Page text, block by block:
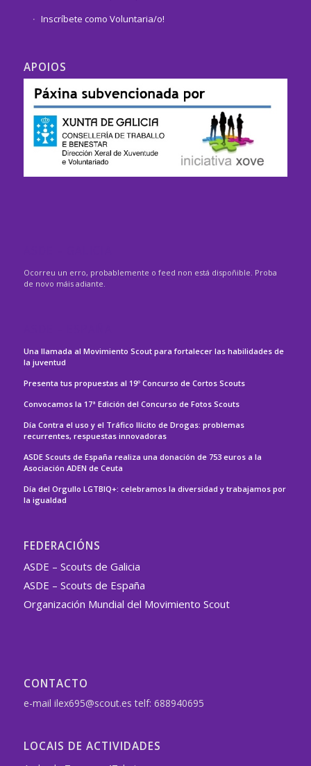
Inscríbete como Voluntaria/o!
APOIOS
Ocorreu un erro, probablemente o feed non está dispoñible. Proba
de novo máis adiante.
Una llamada al Movimiento Scout para fortalecer las habilidades de
la juventud
Presenta tus propuestas al 19º Concurso de Cortos Scouts
Convocamos la 17ª Edición del Concurso de Fotos Scouts
Día Contra el uso y el Tráfico Ilícito de Drogas: problemas
recurrentes, respuestas innovadoras
ASDE Scouts de España realiza una donación de 753 euros a la
Asociación ADEN de Ceuta
Día del Orgullo LGTBIQ+: celebramos la diversidad y trabajamos por
la igualdad
FEDERACIÓNS
ASDE – Scouts de Galicia
ASDE – Scouts de España
Organización Mundial del Movimiento Scout
CONTACTO
e-mail ilex695@scout.es telf: 688940695
LOCAIS DE ACTIVIDADES